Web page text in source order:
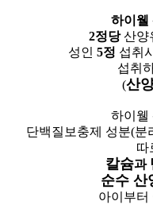
하이웰
2정당산양
성인 5정 섭취시
섭취
(산
하이웰
단백질보충제 성분(분
따
칼슘과
순수 산
아이부터